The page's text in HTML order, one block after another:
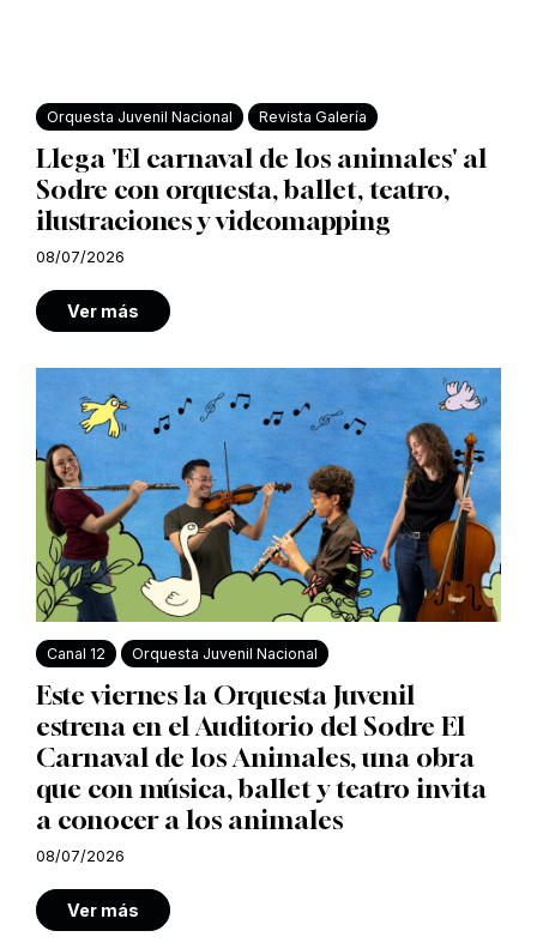
Orquesta Juvenil Nacional Revista Galería
Llega 'El carnaval de los animales' al
Sodre con orquesta, ballet, teatro,
ilustraciones y videomapping
08/07/2026
Ver más
Canal 12 Orquesta Juvenil Nacional
Este viernes la Orquesta Juvenil
estrena en el Auditorio del Sodre El
Carnaval de los Animales, una obra
que con música, ballet y teatro invita
a conocer a los animales
08/07/2026
Ver más